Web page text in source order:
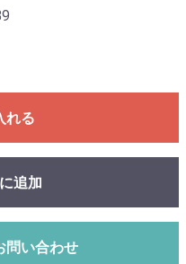
れる
追加
問い合わせ